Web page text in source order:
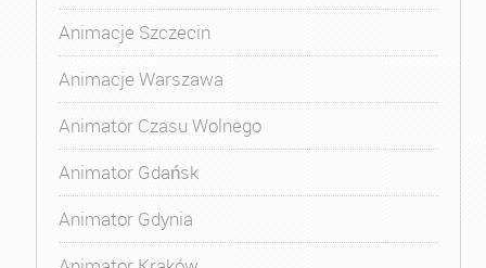
Animacje Szczecin
Animacje Warszawa
Animator Czasu Wolnego
Animator Gdańsk
Animator Gdynia